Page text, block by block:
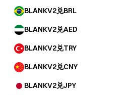
BLANKV2兑BRL
BLANKV2兑AED
BLANKV2兑TRY
BLANKV2兑CNY
BLANKV2兑JPY